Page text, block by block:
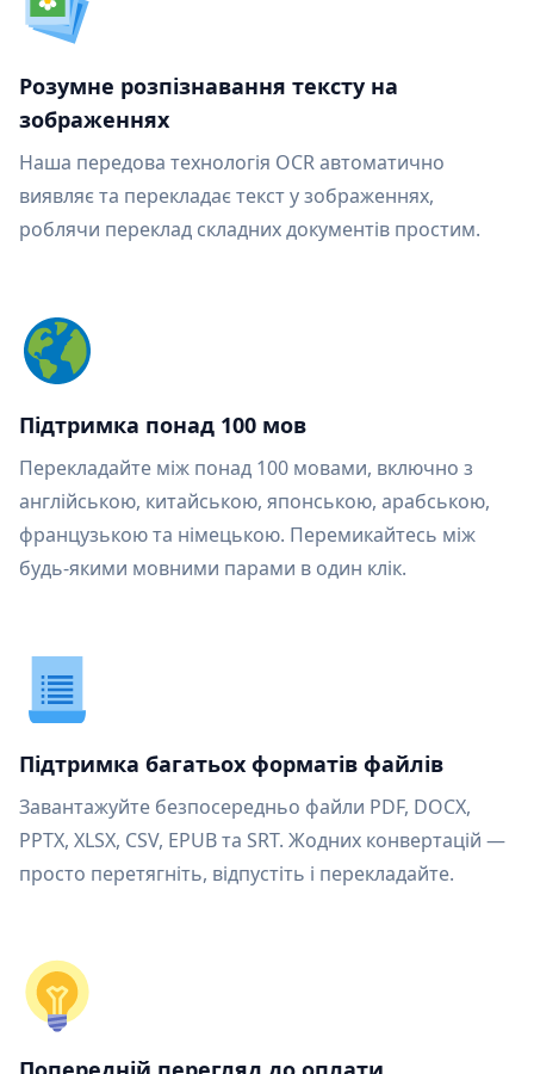
Розумне розпізнавання тексту на
зображеннях
Наша передова технологія OCR автоматично
виявляє та перекладає текст у зображеннях,
роблячи переклад складних документів простим.
Підтримка понад 100 мов
Перекладайте між понад 100 мовами, включно з
англійською, китайською, японською, арабською,
французькою та німецькою. Перемикайтесь між
будь-якими мовними парами в один клік.
Підтримка багатьох форматів файлів
Завантажуйте безпосередньо файли PDF, DOCX,
PPTX, XLSX, CSV, EPUB та SRT. Жодних конвертацій —
просто перетягніть, відпустіть і перекладайте.